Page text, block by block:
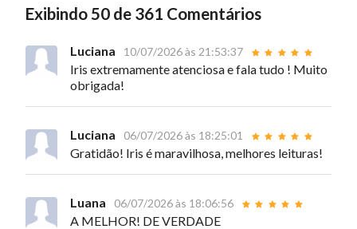
Exibindo 50 de 361 Comentários
Luciana 10/07/2026 às 21:53:37
Iris extremamente atenciosa e fala tudo ! Muito
obrigada!
Luciana 06/07/2026 às 18:25:01
Gratidão! Iris é maravilhosa, melhores leituras!
Luana 06/07/2026 às 18:06:56
A MELHOR! DE VERDADE